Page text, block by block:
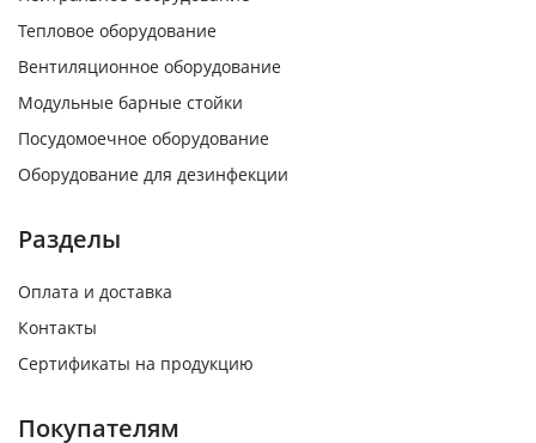
Тепловое оборудование
Вентиляционное оборудование
Модульные барные стойки
Посудомоечное оборудование
Оборудование для дезинфекции
Разделы
Оплата и доставка
Контакты
Сертификаты на продукцию
Покупателям